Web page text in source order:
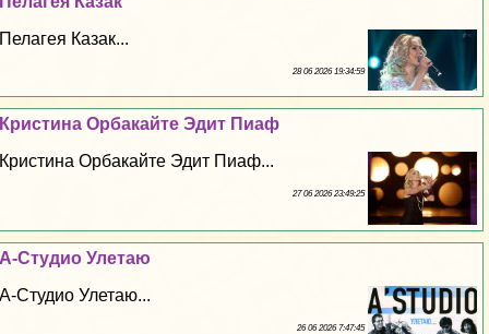
Пелагея Казак...
28 06 2026 19:34:59
Кристина Орбакайте Эдит Пиаф
Кристина Орбакайте Эдит Пиаф...
27 06 2026 23:49:25
А-Студио Улетаю
А-Студио Улетаю...
26 06 2026 7:47:45